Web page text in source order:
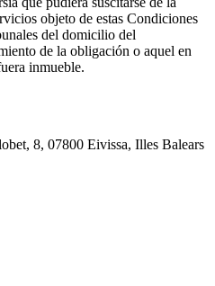
objeto de estas Condiciones
del domicilio del
de la obligación o aquel en
inmueble.
8, 07800 Eivissa, Illes Balears